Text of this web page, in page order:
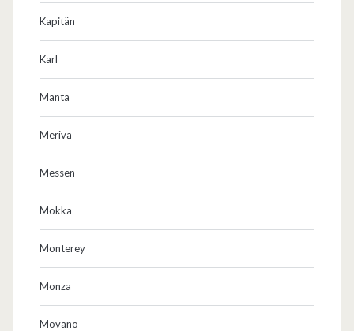
Kapitän
Karl
Manta
Meriva
Messen
Mokka
Monterey
Monza
Movano